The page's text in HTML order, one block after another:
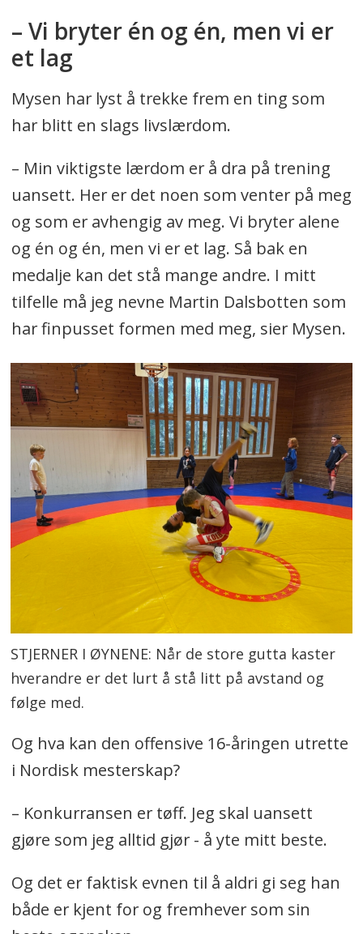
– Vi bryter én og én, men vi er
et lag
Mysen har lyst å trekke frem en ting som
har blitt en slags livslærdom.
– Min viktigste lærdom er å dra på trening
uansett. Her er det noen som venter på meg
og som er avhengig av meg. Vi bryter alene
og én og én, men vi er et lag. Så bak en
medalje kan det stå mange andre. I mitt
tilfelle må jeg nevne Martin Dalsbotten som
har finpusset formen med meg, sier Mysen.
STJERNER I ØYNENE: Når de store gutta kaster
hverandre er det lurt å stå litt på avstand og
følge med.
Og hva kan den offensive 16-åringen utrette
i Nordisk mesterskap?
– Konkurransen er tøff. Jeg skal uansett
gjøre som jeg alltid gjør - å yte mitt beste.
Og det er faktisk evnen til å aldri gi seg han
både er kjent for og fremhever som sin